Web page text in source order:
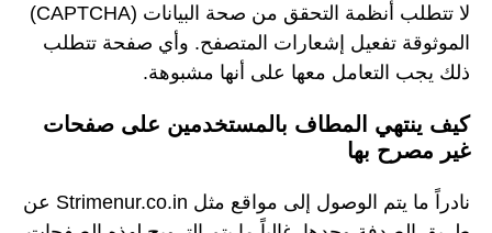
لا تتطلب أنظمة التحقق من صحة البيانات (CAPTCHA)
الموثوقة تفعيل إشعارات المتصفح. وأي صفحة تتطلب
ذلك يجب التعامل معها على أنها مشبوهة.
كيف ينتهي المطاف بالمستخدمين على صفحات
غير مصرح بها
نادراً ما يتم الوصول إلى مواقع مثل Strimenur.co.in عن